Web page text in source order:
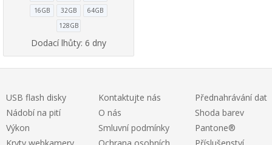
16GB
32GB
64GB
128GB
Dodací lhůty: 6 dny
USB flash disky
Nádobí na pití
Výkon
Kontaktujte nás
O nás
Smluvní podmínky
Přednahrávání dat
Shoda barev
Pantone®